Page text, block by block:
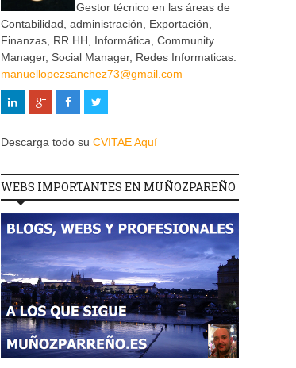
Gestor técnico en las áreas de
Contabilidad, administración, Exportación,
Finanzas, RR.HH, Informática, Community
Manager, Social Manager, Redes Informaticas.
manuellopezsanchez73@gmail.com
Descarga todo su CVITAE Aquí
WEBS IMPORTANTES EN MUÑOZPAREÑO